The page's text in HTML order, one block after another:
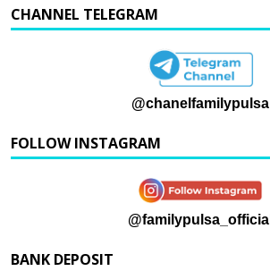
CHANNEL TELEGRAM
@chanelfamilypulsa
FOLLOW INSTAGRAM
@familypulsa_official
BANK DEPOSIT